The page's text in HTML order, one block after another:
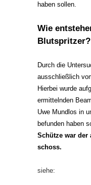
haben sollen.
Wie
Blutspritzer?
Durch die
ausschließlich
Hierbei wurde
ermittelnden
Uwe Mundlos in
befunden haben
Schütze war der
schoss.
siehe: